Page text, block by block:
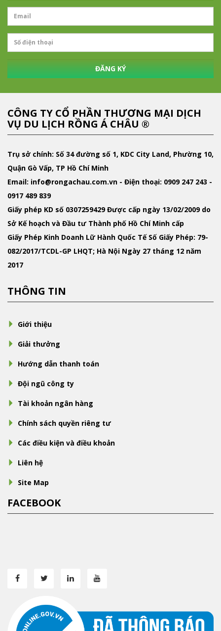
ĐĂNG KÝ
CÔNG TY CỔ PHẦN THƯƠNG MẠI DỊCH
VỤ DU LỊCH RỒNG Á CHÂU ®
Trụ sở chính: Số 34 đường số 1, KDC City Land, Phường 10,
Quận Gò Vấp, TP Hồ Chí Minh
Email: info@rongachau.com.vn - Điện thoại: 0909 247 243 -
0917 489 839
Giấy phép KD số 0307259429 Được cấp ngày 13/02/2009 do
Sở Kế hoạch và Đầu tư Thành phố Hồ Chí Minh cấp
Giấy Phép Kinh Doanh Lữ Hành Quốc TếSố Giấy Phép: 79-
082/2017/TCDL-GP LHQT; Hà Nội Ngày 27 tháng 12 năm
2017
THÔNG TIN
Giới thiệu
Giải thưởng
Hướng dẫn thanh toán
Đội ngũ công ty
Tài khoản ngân hàng
Chính sách quyền riêng tư
Các điều kiện và điều khoản
Liên hệ
Site Map
FACEBOOK